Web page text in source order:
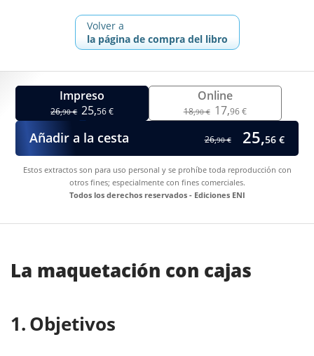
Volver a
la página de compra del libro
Impreso
26,90 € 25,56 €
Online
18,90 € 17,96 €
Añadir a la cesta 26,90 € 25,56 €
Estos extractos son para uso personal y se prohíbe toda reproducción con
otros fines; especialmente con fines comerciales.
Todos los derechos reservados - Ediciones ENI
La maquetación con cajas
Objetivos